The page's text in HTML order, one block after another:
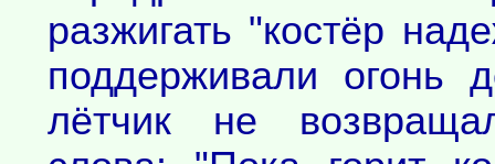
разжигать "костёр
поддерживали огонь
лётчик не